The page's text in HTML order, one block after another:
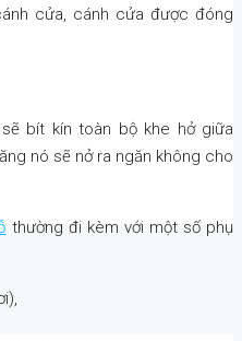
cửa, cánh cửa được đóng
bít kín toàn bộ khe hở giữa
nó sẽ nở ra ngăn không cho
thường đi kèm với một số phụ